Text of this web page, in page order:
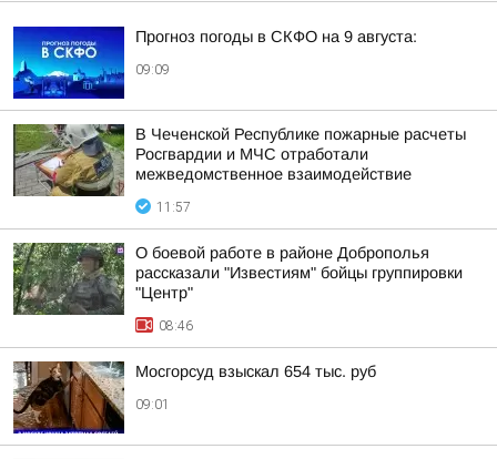
Прогноз погоды в СКФО на 9 августа:
09:09
В Чеченской Республике пожарные расчеты
Росгвардии и МЧС отработали
межведомственное взаимодействие
11:57
О боевой работе в районе Доброполья
рассказали "Известиям" бойцы группировки
"Центр"
08:46
Мосгорсуд взыскал 654 тыс. руб
09:01